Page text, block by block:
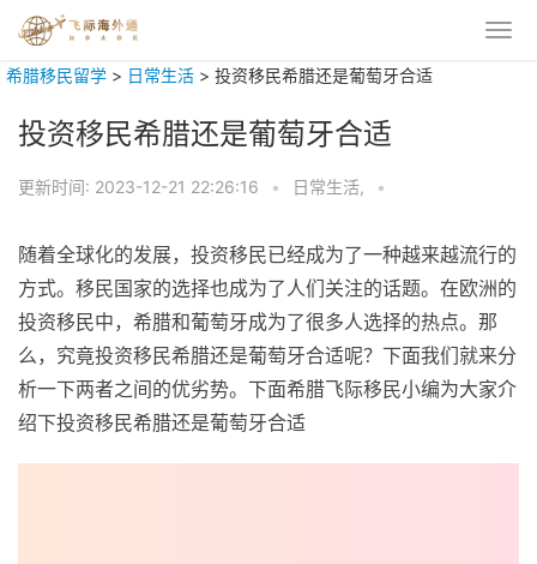
希腊移民留学 > 日常生活 > 投资移民希腊还是葡萄牙合适
投资移民希腊还是葡萄牙合适
更新时间: 2023-12-21 22:26:16 • 日常生活, •
随着全球化的发展，投资移民已经成为了一种越来越流行的
方式。移民国家的选择也成为了人们关注的话题。在欧洲的
投资移民中，希腊和葡萄牙成为了很多人选择的热点。那
么，究竟投资移民希腊还是葡萄牙合适呢？下面我们就来分
析一下两者之间的优劣势。下面希腊飞际移民小编为大家介
绍下投资移民希腊还是葡萄牙合适